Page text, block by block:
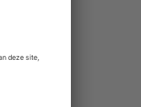
met